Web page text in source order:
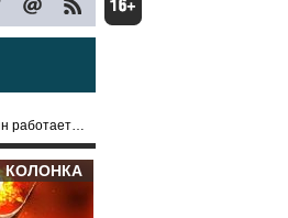
лишь 41 АЗС
КОЛОНКА